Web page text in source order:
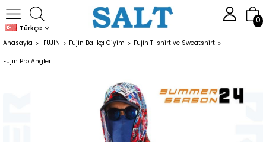
Türkçe
0
Anasayfa FUJIN Fujin Balıkçı Giyim Fujin T-shirt ve Sweatshirt
Fujin Pro Angler S24 Buff&Hoodie Makai Blue Red